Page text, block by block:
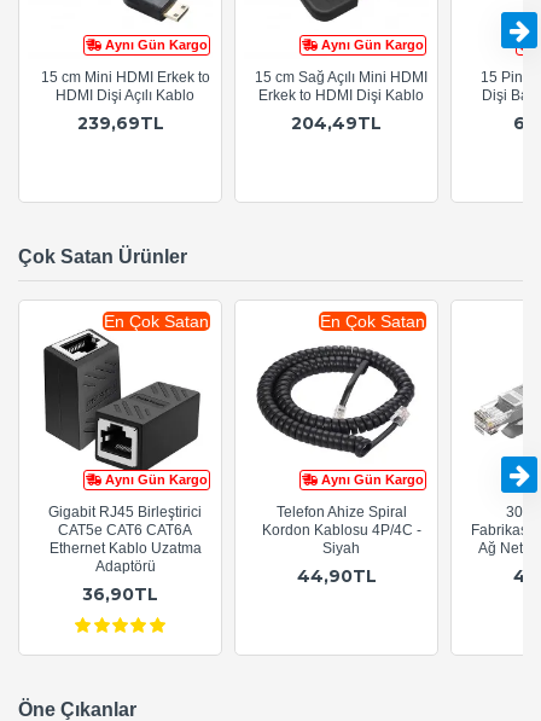
Aynı Gün Kargo
15 cm Mini HDMI Erkek to
HDMI Dişi Açılı Kablo
239,69TL
Aynı Gün Kargo
15 cm Sağ Açılı Mini HDMI
Erkek to HDMI Dişi Kablo
204,49TL
15 Pin
Dişi
Çok Satan Ürünler
Aynı Gün Kargo
En Çok Satan
Gigabit RJ45 Birleştirici
CAT5e CAT6 CAT6A
Ethernet Kablo Uzatma
Adaptörü
36,90TL
Aynı Gün Kargo
En Çok Satan
Telefon Ahize Spiral
Kordon Kablosu 4P/4C -
Siyah
44,90TL
Ağ
Öne Çıkanlar